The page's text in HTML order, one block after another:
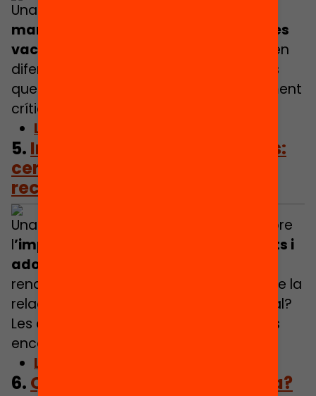
Una selecció de llibres pensats per
mantenir actiu l’hàbit lector durant les
vacance
s. Les recomanacions cobreixen
diferents franges d’edat i inclouen títols
que fomenten la imaginació, el pensament
crític i el gust per la lectura.
Llegeix l’article
5. Infants, adolescents i mòbils:
certeses i incògnites de la
recerca
Una anàlisi de les últimes recerques sobre
l’impacte de l’ús dels mòbils en infants i
adolescents
rendiment acadèmic? Què sabem sobre la
relació entre mòbil i benestar emocional?
Les conclusions posen llum a incògnites
encara vigents.
Llegeix l’article
6. Quizz: Ets una família lectora?